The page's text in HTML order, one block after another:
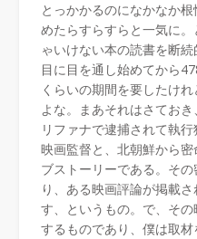
とっかかるのになかなか
めたらすらすらと一気に
ゃいけない本の読書を断
目に目を通し始めてから
くらいの期間を要したけ
よな。まあそれはさてお
リファナで逮捕されて執
映画監督と、北朝鮮から
ブストーリーである。そ
り、ある映画評論が掲載
す、というもの。で、そ
するものであり、僕は取